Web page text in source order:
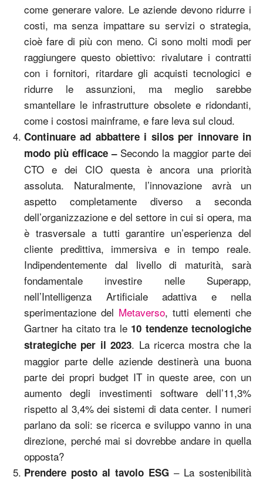
come generare valore. Le aziende devono ridurre i
costi, ma senza impattare su servizi o strategia,
cioè fare di più con meno. Ci sono molti modi per
raggiungere questo obiettivo: rivalutare i contratti
con i fornitori, ritardare gli acquisti tecnologici e
ridurre le assunzioni, ma meglio sarebbe
smantellare le infrastrutture obsolete e ridondanti,
come i costosi mainframe, e fare leva sul cloud.
Continuare ad abbattere i silos per innovare in
modo più efficace – Secondo la maggior parte dei
CTO e dei CIO questa è ancora una priorità
assoluta. Naturalmente, l’innovazione avrà un
aspetto completamente diverso a seconda
dell’organizzazione e del settore in cui si opera, ma
è trasversale a tutti garantire un’esperienza del
cliente predittiva, immersiva e in tempo reale.
Indipendentemente dal livello di maturità, sarà
fondamentale investire nelle Superapp,
nell’Intelligenza Artificiale adattiva e nella
sperimentazione del Metaverso, tutti elementi che
Gartner ha citato tra le 10 tendenze tecnologiche
strategiche per il 2023. La ricerca mostra che la
maggior parte delle aziende destinerà una buona
parte dei propri budget IT in queste aree, con un
aumento degli investimenti software dell’11,3%
rispetto al 3,4% dei sistemi di data center. I numeri
parlano da soli: se ricerca e sviluppo vanno in una
direzione, perché mai si dovrebbe andare in quella
opposta?
Prendere posto al tavolo ESG – La sostenibilità